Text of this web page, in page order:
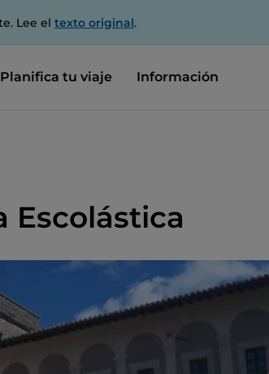
Lee el texto original.
Planifica tu viaje Información
Escolástica